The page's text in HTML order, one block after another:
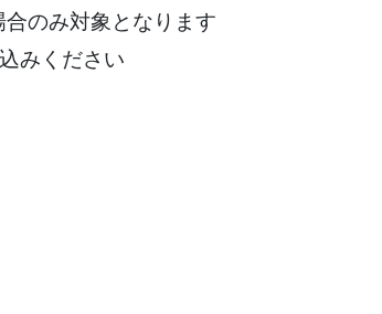
のみ対象となります
みください